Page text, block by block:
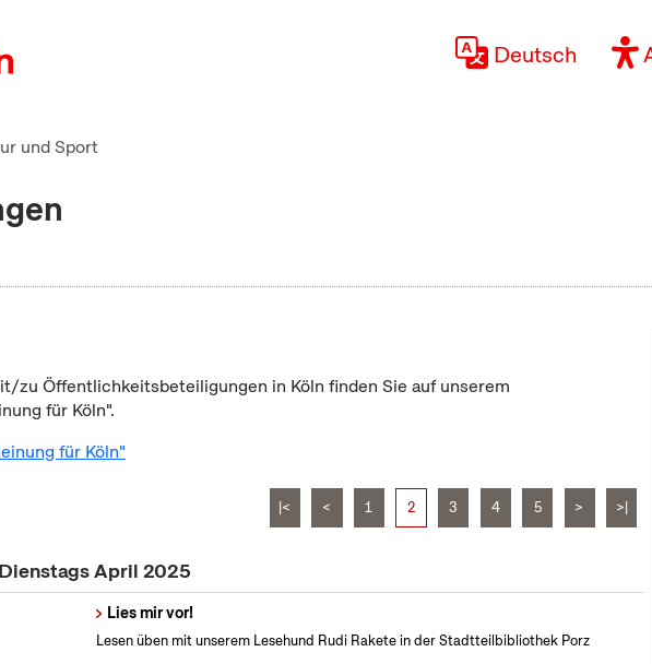
Deutsch
und Sport
zu Öffentlichkeitsbeteiligungen in Köln finden Sie auf unserem
für Köln".
für Köln"
|< < 1 2 3 4 5 > >|
April 2025
Lies mir vor!
Lesen üben mit unserem Lesehund Rudi Rakete in der Stadtteilbibliothek Porz